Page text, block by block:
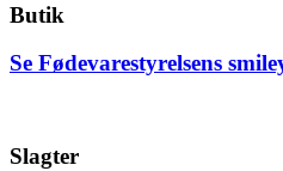
Butik
Se Fødevarestyrelsens
Slagter